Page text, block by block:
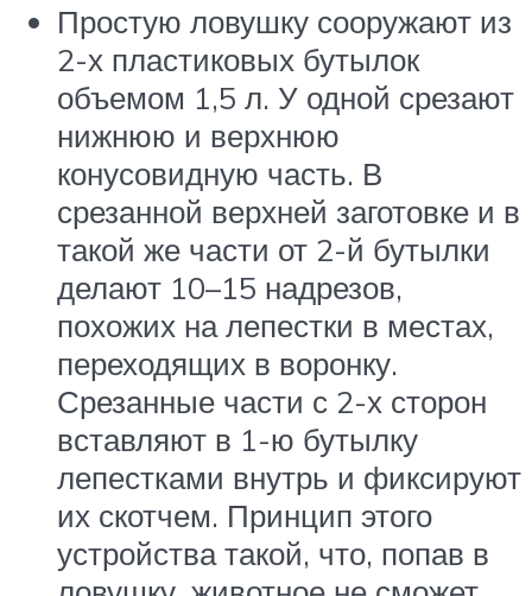
Простую ловушку сооружают из
2-х пластиковых бутылок
объемом 1,5 л. У одной срезают
нижнюю и верхнюю
конусовидную часть. В
срезанной верхней заготовке и в
такой же части от 2-й бутылки
делают 10–15 надрезов,
похожих на лепестки в местах,
переходящих в воронку.
Срезанные части с 2-х сторон
вставляют в 1-ю бутылку
лепестками внутрь и фиксируют
их скотчем. Принцип этого
устройства такой, что, попав в